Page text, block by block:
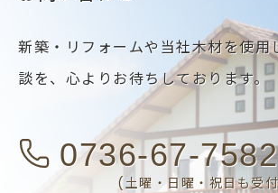
新築・リフォームや当社木材を使用
談を、 心よりお待ちしております。
0736-67-7582
(土曜・日曜・祝日も受